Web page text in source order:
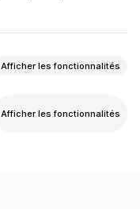
Afficher les fonctionnalités
Afficher les fonctionnalités